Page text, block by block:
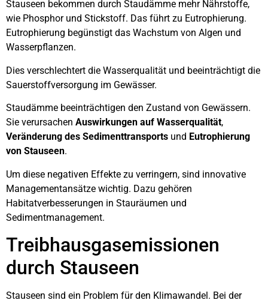
Stauseen bekommen durch Staudämme mehr Nährstoffe,
wie Phosphor und Stickstoff. Das führt zu Eutrophierung.
Eutrophierung begünstigt das Wachstum von Algen und
Wasserpflanzen.
Dies verschlechtert die Wasserqualität und beeinträchtigt die
Sauerstoffversorgung im Gewässer.
Staudämme beeinträchtigen den Zustand von Gewässern.
Sie verursachen Auswirkungen auf Wasserqualität,
Veränderung des Sedimenttransports und Eutrophierung
von Stauseen.
Um diese negativen Effekte zu verringern, sind innovative
Managementansätze wichtig. Dazu gehören
Habitatverbesserungen in Stauräumen und
Sedimentmanagement.
Treibhausgasemissionen
durch Stauseen
Stauseen sind ein Problem für den Klimawandel. Bei der